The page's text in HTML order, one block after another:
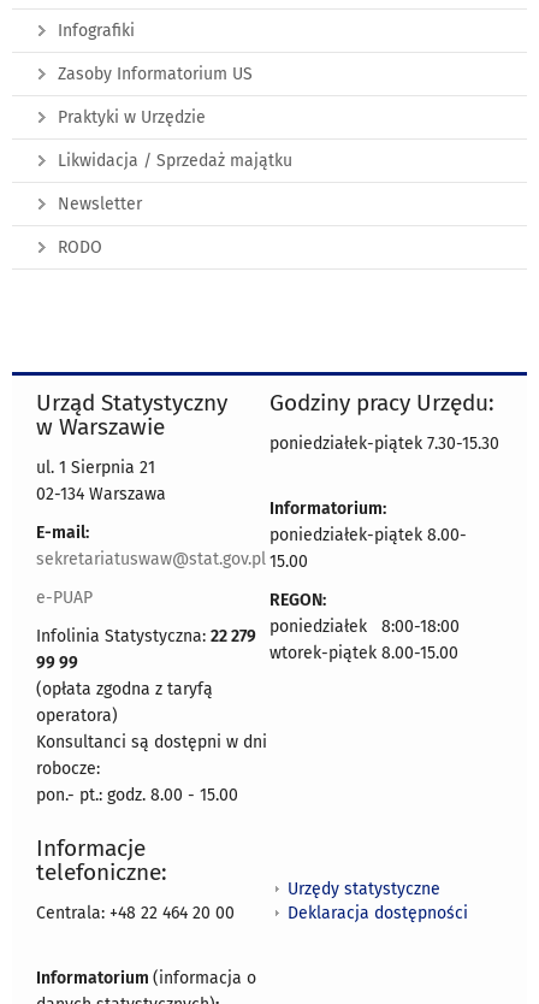
Infografiki
Zasoby Informatorium US
Praktyki w Urzędzie
Likwidacja / Sprzedaż majątku
Newsletter
RODO
Urząd Statystyczny
w Warszawie
ul. 1 Sierpnia 21
02-134 Warszawa
E-mail:
sekretariatuswaw@stat.gov.pl
e-PUAP
Infolinia Statystyczna: 22 279
99 99
(opłata zgodna z taryfą
operatora)
Konsultanci są dostępni w dni
robocze:
pon.- pt.: godz. 8.00 - 15.00
Godziny pracy Urzędu:
poniedziałek-piątek 7.30-15.30
Informatorium:
poniedziałek-piątek 8.00-
15.00
REGON:
poniedziałek 8:00-18:00
wtorek-piątek 8.00-15.00
Informacje
telefoniczne:
Centrala: +48 22 464 20 00
Informatorium (informacja o
Urzędy statystyczne
Deklaracja dostępności